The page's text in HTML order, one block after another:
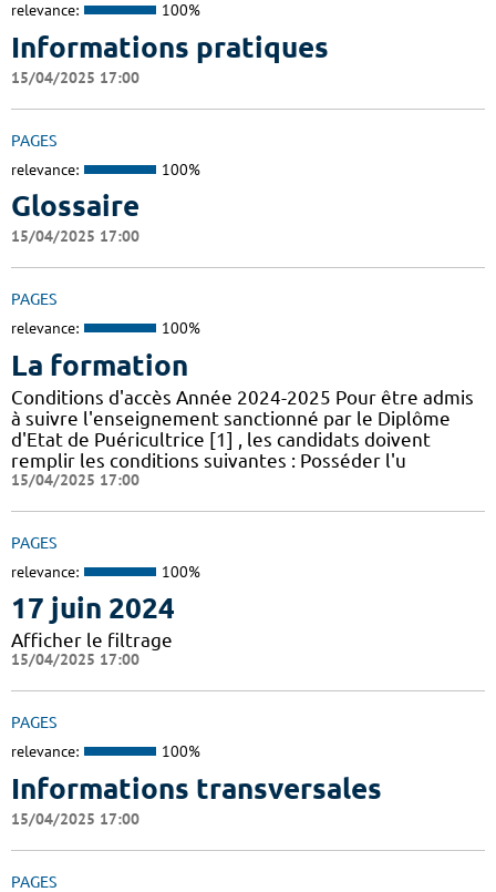
relevance: 100%
Informations pratiques
15/04/2025 17:00
PAGES
relevance: 100%
Glossaire
15/04/2025 17:00
PAGES
relevance: 100%
La formation
Conditions d'accès Année 2024-2025 Pour être admis
à suivre l'enseignement sanctionné par le Diplôme
d'Etat de Puéricultrice [1] , les candidats doivent
remplir les conditions suivantes : Posséder l'u
15/04/2025 17:00
PAGES
relevance: 100%
17 juin 2024
Afficher le filtrage
15/04/2025 17:00
PAGES
relevance: 100%
Informations transversales
15/04/2025 17:00
PAGES